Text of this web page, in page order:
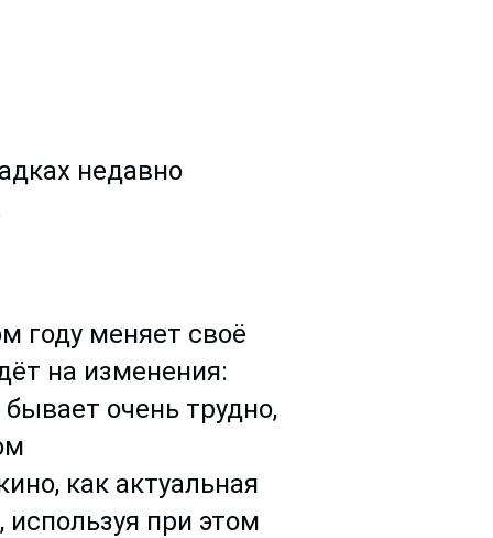
недавно
году меняет своё
на изменения:
очень трудно,
как актуальная
при этом